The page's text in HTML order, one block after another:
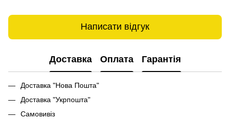
Написати відгук
Доставка Оплата Гарантія
Доставка "Нова Пошта"
Доставка "Укрпошта"
Самовивіз